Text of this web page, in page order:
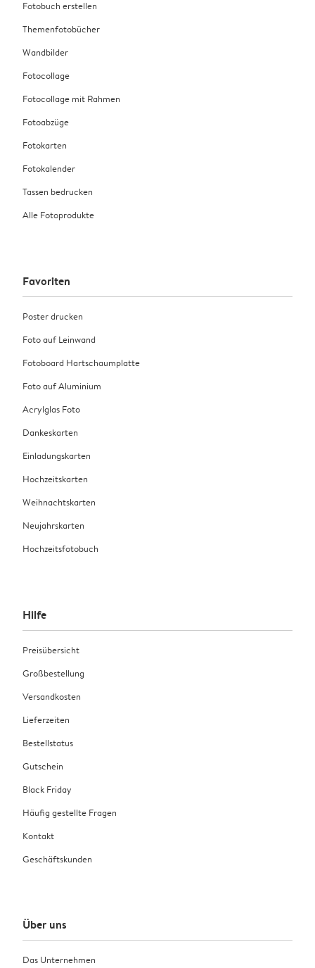
auswählst.
Fotobuch erstellen
Themenfotobücher
Wandbilder
Fotocollage
Fotocollage mit Rahmen
Fotoabzüge
Fotokarten
Fotokalender
Tassen bedrucken
Alle Fotoprodukte
Favoriten
Poster drucken
Foto auf Leinwand
Fotoboard Hartschaumplatte
Foto auf Aluminium
Acrylglas Foto
Dankeskarten
Einladungskarten
Hochzeitskarten
Weihnachtskarten
Neujahrskarten
Hochzeitsfotobuch
Hilfe
Preisübersicht
Großbestellung
Versandkosten
Lieferzeiten
Bestellstatus
Gutschein
Black Friday
Häufig gestellte Fragen
Kontakt
Geschäftskunden
Über uns
Das Unternehmen